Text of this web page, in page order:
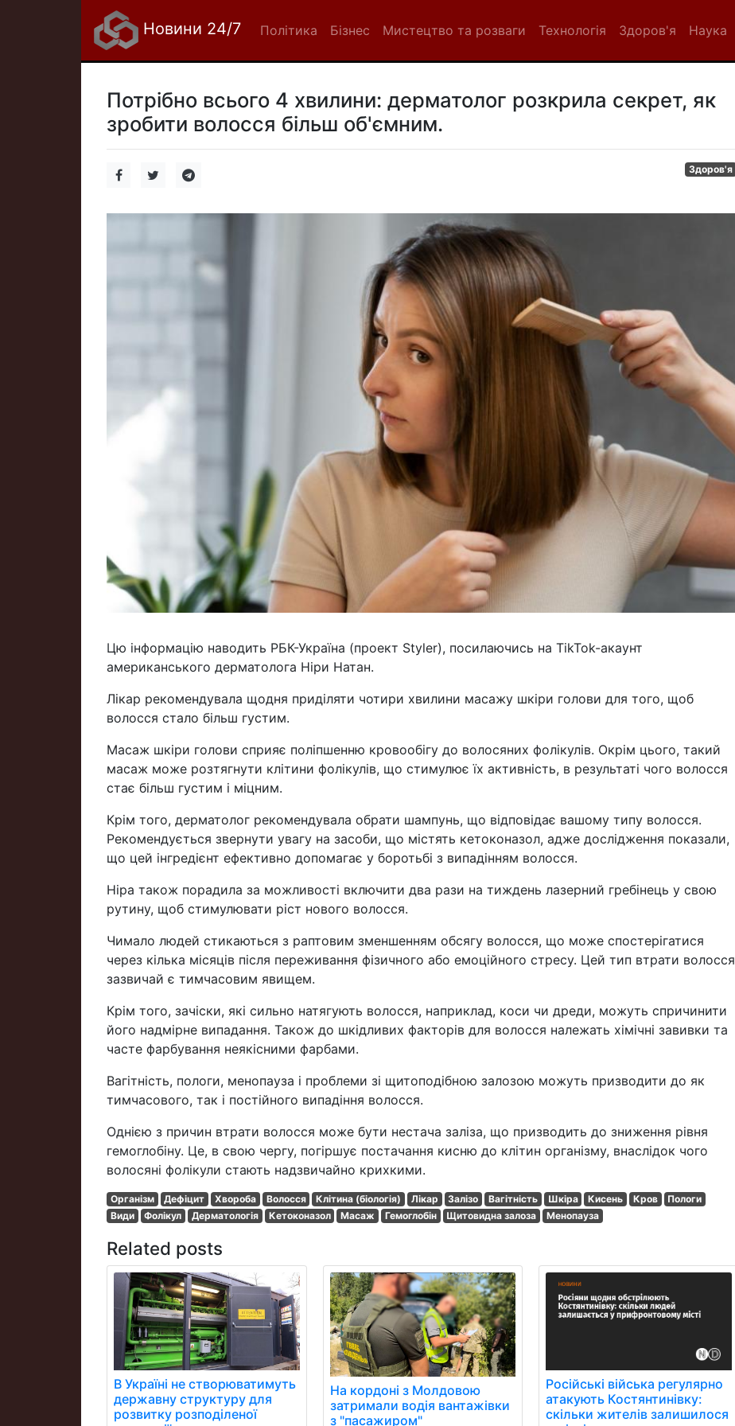
Новини 24/7 Політика Бізнес Мистецтво та розваги Технологія Здоров'я Наука
Потрібно всього 4 хвилини: дерматолог розкрила секрет, як
зробити волосся більш об'ємним.
Здоров'я
Цю інформацію наводить РБК-Україна (проект Styler), посилаючись на TikTok-акаунт
американського дерматолога Ніри Натан.
Лікар рекомендувала щодня приділяти чотири хвилини масажу шкіри голови для того, щоб
волосся стало більш густим.
Масаж шкіри голови сприяє поліпшенню кровообігу до волосяних фолікулів. Окрім цього, такий
масаж може розтягнути клітини фолікулів, що стимулює їх активність, в результаті чого волосся
стає більш густим і міцним.
Крім того, дерматолог рекомендувала обрати шампунь, що відповідає вашому типу волосся.
Рекомендується звернути увагу на засоби, що містять кетоконазол, адже дослідження показали,
що цей інгредієнт ефективно допомагає у боротьбі з випадінням волосся.
Ніра також порадила за можливості включити два рази на тиждень лазерний гребінець у свою
рутину, щоб стимулювати ріст нового волосся.
Чимало людей стикаються з раптовим зменшенням обсягу волосся, що може спостерігатися
через кілька місяців після переживання фізичного або емоційного стресу. Цей тип втрати волосся
зазвичай є тимчасовим явищем.
Крім того, зачіски, які сильно натягують волосся, наприклад, коси чи дреди, можуть спричинити
його надмірне випадання. Також до шкідливих факторів для волосся належать хімічні завивки та
часте фарбування неякісними фарбами.
Вагітність, пологи, менопауза і проблеми зі щитоподібною залозою можуть призводити до як
тимчасового, так і постійного випадіння волосся.
Однією з причин втрати волосся може бути нестача заліза, що призводить до зниження рівня
гемоглобіну. Це, в свою чергу, погіршує постачання кисню до клітин організму, внаслідок чого
волосяні фолікули стають надзвичайно крихкими.
Організм Дефіцит Хвороба Волосся Клітина (біологія) Лікар Залізо Вагітність Шкіра Кисень Кров
Пологи
Види
Фолікул Дерматологія Кетоконазол Масаж Гемоглобін Щитовидна залоза Менопауза
Related posts
В Україні не створюватимуть
державну структуру для
розвитку розподіленої
На кордоні з Молдовою
затримали водія вантажівки
з "пасажиром"
Російські війська регулярно
атакують Костянтинівку:
скільки жителів залишилося